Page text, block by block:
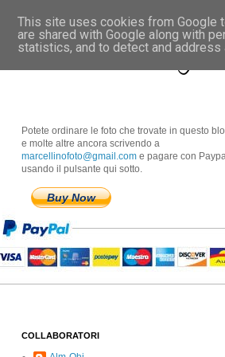
Marcellino
Potete ordinare le foto che trovate in questo
e molte altre ancora scrivendo a
marcellinofoto@gmail.com e pagare con
usando il pulsante qui sotto.
Buy Now
COLLABORATORI
This site uses cookies from Google
are shared with Google along with
statistics, and to detect and address